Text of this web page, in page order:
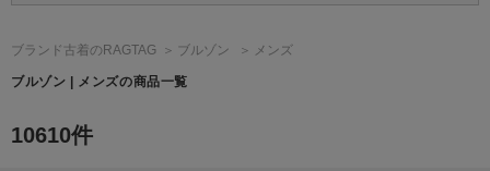
カ
ブランド古着のRAGTAG ブルゾン メンズ
ブルゾン | メンズの商品一覧
10610件